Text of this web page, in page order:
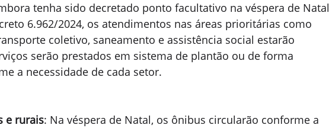
tenha sido decretado ponto facultativo na véspera de Natal
6.962/2024, os atendimentos nas áreas prioritárias como
coletivo, saneamento e assistência social estarão
serão prestados em sistema de plantão ou de forma
a necessidade de cada setor.
e rurais: Na véspera de Natal, os ônibus circularão conforme a